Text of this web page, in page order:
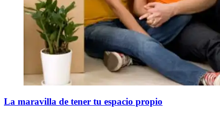
La maravilla de tener tu espacio propio